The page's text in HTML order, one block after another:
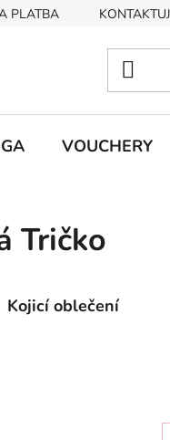
PLATBA
VOUCHERY
Tričko
Kojicí oblečení